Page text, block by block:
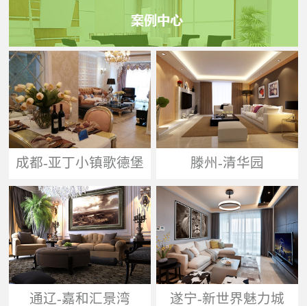
成都-亚丁小镇歌德堡 滕州-清华园
通辽-嘉和汇景湾 遂宁-新世界魅力城